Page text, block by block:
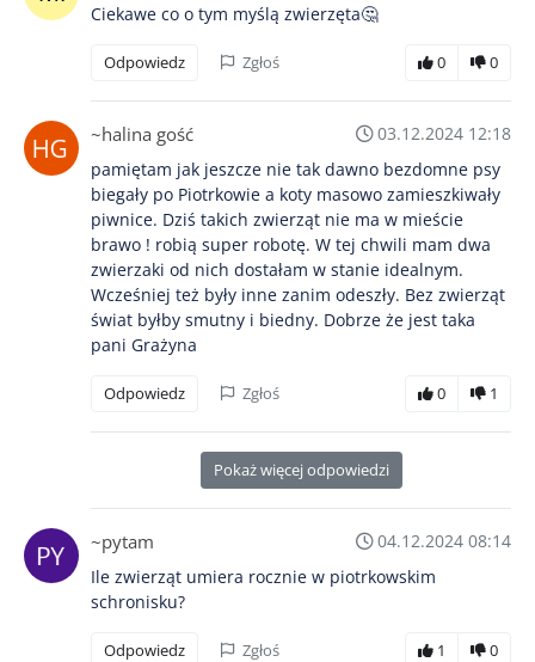
Ciekawe co o tym myślą zwierzęta🤔
Odpowiedz Zgłoś 0 0
~halina gość
03.12.2024 12:18
pamiętam jak jeszcze nie tak dawno bezdomne psy
biegały po Piotrkowie a koty masowo zamieszkiwały
piwnice. Dziś takich zwierząt nie ma w mieście
brawo ! robią super robotę. W tej chwili mam dwa
zwierzaki od nich dostałam w stanie idealnym.
Wcześniej też były inne zanim odeszły. Bez zwierząt
świat byłby smutny i biedny. Dobrze że jest taka
pani Grażyna
Odpowiedz Zgłoś 0 1
Pokaż więcej odpowiedzi
~pytam
04.12.2024 08:14
Ile zwierząt umiera rocznie w piotrkowskim
schronisku?
Odpowiedz Zgłoś 1 0